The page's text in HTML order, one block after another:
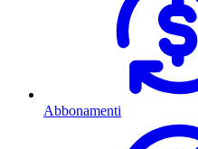
Abbonamenti